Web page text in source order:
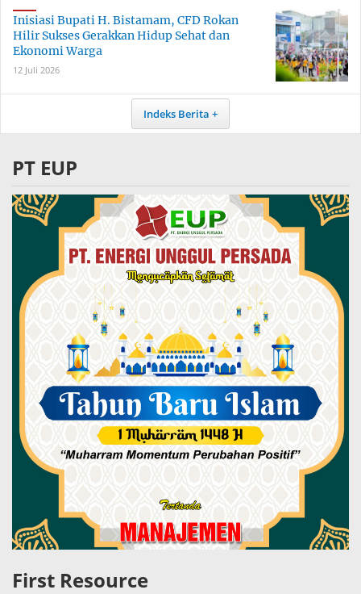
Inisiasi Bupati H. Bistamam, CFD Rokan
Hilir Sukses Gerakkan Hidup Sehat dan
Ekonomi Warga
12 Juli 2026
Indeks Berita
PT EUP
First Resource